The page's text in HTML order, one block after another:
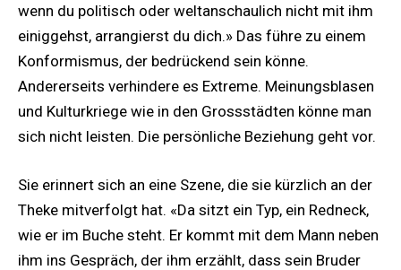
wenn du politisch oder weltanschaulich nicht mit ihm
einiggehst, arrangierst du dich.» Das führe zu einem
Konformismus, der bedrückend sein könne.
Andererseits verhindere es Extreme. Meinungsblasen
und Kulturkriege wie in den Grossstädten könne man
sich nicht leisten. Die persönliche Beziehung geht vor.
Sie erinnert sich an eine Szene, die sie kürzlich an der
Theke mitverfolgt hat. «Da sitzt ein Typ, ein Redneck,
wie er im Buche steht. Er kommt mit dem Mann neben
ihm ins Gespräch, der ihm erzählt, dass sein Bruder